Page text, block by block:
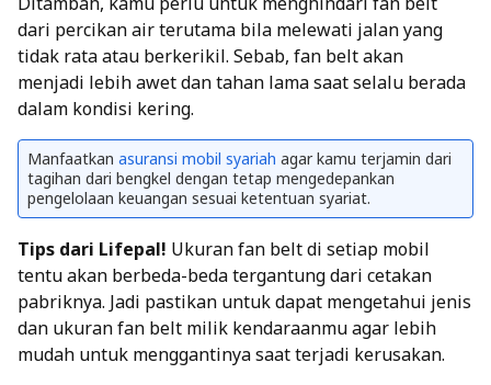
dari percikan air terutama bila melewati jalan yang
tidak rata atau berkerikil. Sebab, fan belt akan
menjadi lebih awet dan tahan lama saat selalu berada
dalam kondisi kering.
Manfaatkan asuransi mobil syariah agar kamu terjamin dari
tagihan dari bengkel dengan tetap mengedepankan
pengelolaan keuangan sesuai ketentuan syariat.
Tips dari Lifepal! Ukuran fan belt di setiap mobil
tentu akan berbeda-beda tergantung dari cetakan
pabriknya. Jadi pastikan untuk dapat mengetahui jenis
dan ukuran fan belt milik kendaraanmu agar lebih
mudah untuk menggantinya saat terjadi kerusakan.